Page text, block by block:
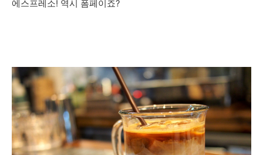
에스프레소! 역시 폼페이죠?